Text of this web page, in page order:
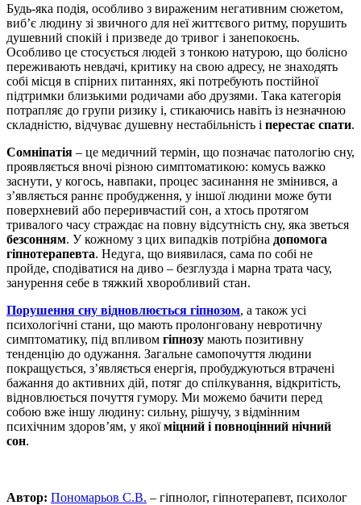
Будь-яка подія, особливо з вираженим негативним сюжетом,
виб’є людину зі звичного для неї життєвого ритму, порушить
душевний спокій і призведе до тривог і занепокоєнь.
Особливо це стосується людей з тонкою натурою, що болісно
переживають невдачі, критику на свою адресу, не знаходять
собі місця в спірних питаннях, які потребують постійної
підтримки близькими родичами або друзями. Така категорія
потрапляє до групи ризику і, стикаючись навіть із незначною
складністю, відчуває душевну нестабільність і перестає спати.
Сомніпатія – це медичний термін, що позначає патологію сну,
проявляється вночі різною симптоматикою: комусь важко
заснути, у когось, навпаки, процес засинання не змінився, а
з’являється раннє пробудження, у іншої людини може бути
поверхневий або переривчастий сон, а хтось протягом
тривалого часу страждає на повну відсутність сну, яка зветься
безсонням. У кожному з цих випадків потрібна допомога
гіпнотерапевта. Недуга, що виявилася, сама по собі не
пройде, сподіватися на диво – безглузда і марна трата часу,
занурення себе в тяжкий хворобливий стан.
Порушення сну відновлюється гіпнозом, а також усі
психологічні стани, що мають пролонговану невротичну
симптоматику, під впливом гіпнозу мають позитивну
тенденцію до одужання. Загальне самопочуття людини
покращується, з’являється енергія, пробуджуються втрачені
бажання до активних дій, потяг до спілкування, відкритість,
відновлюється почуття гумору. Ми можемо бачити перед
собою вже іншу людину: сильну, рішучу, з відмінним
психічним здоров’ям, у якоїміцний і повноцінний нічний
сон.
Автор: Пономарьов С.В. – гіпнолог, гіпнотерапевт, психолог